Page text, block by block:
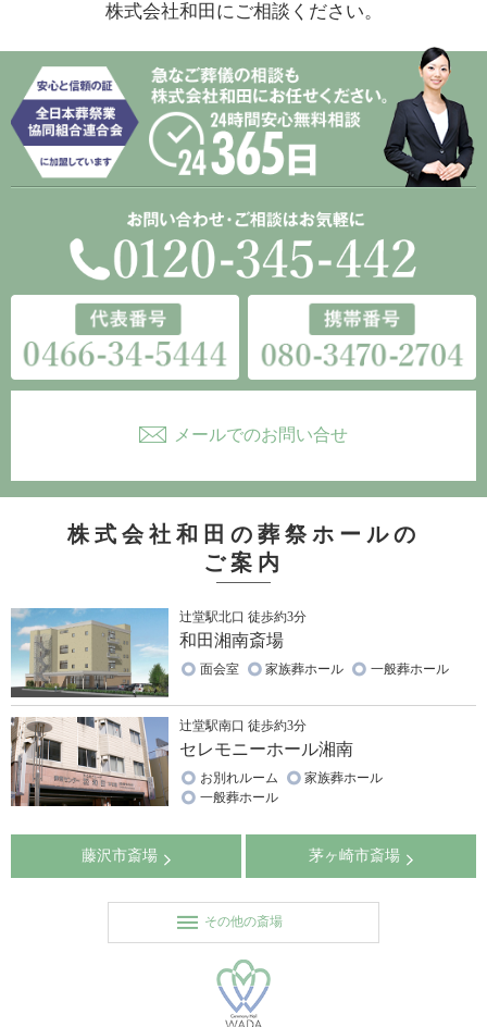
株式会社和田にご相談ください。
メールでのお問い合せ
株式会社和田の葬祭ホールの
ご案内
辻堂駅北口 徒歩約3分
和田湘南斎場
面会室 家族葬ホール 一般葬ホール
辻堂駅南口 徒歩約3分
セレモニーホール湘南
お別れルーム
家族葬ホール
一般葬ホール
藤沢市斎場 茅ヶ崎市斎場
その他の斎場